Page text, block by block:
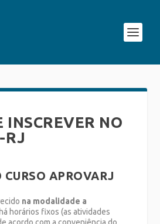
INSCREVER NO
RJ
CURSO APROVARJ
na modalidade a
horários fixos (as atividades
acordo com a conveniência do